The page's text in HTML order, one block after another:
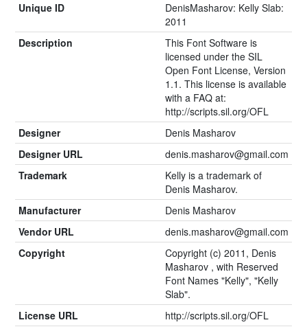
Unique ID
DenisMasharov: Kelly Slab:
2011
Description
This Font Software is
licensed under the SIL
Open Font License, Version
1.1. This license is available
with a FAQ at:
http://scripts.sil.org/OFL
Designer
Denis Masharov
Designer URL
denis.masharov@gmail.com
Trademark
Kelly is a trademark of
Denis Masharov.
Manufacturer
Denis Masharov
Vendor URL
denis.masharov@gmail.com
Copyright
Copyright (c) 2011, Denis
Masharov , with Reserved
Font Names "Kelly", "Kelly
Slab".
License URL
http://scripts.sil.org/OFL